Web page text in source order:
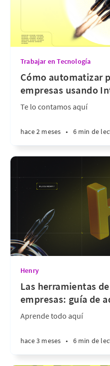
Trabajar en Tecnología
Cómo automatizar
empresas usando
Te lo contamos aquí
hace 2 meses • 6 min de
Henry
Las herramientas
empresas: guía de
Aprende todo aquí
hace 3 meses • 6 min de